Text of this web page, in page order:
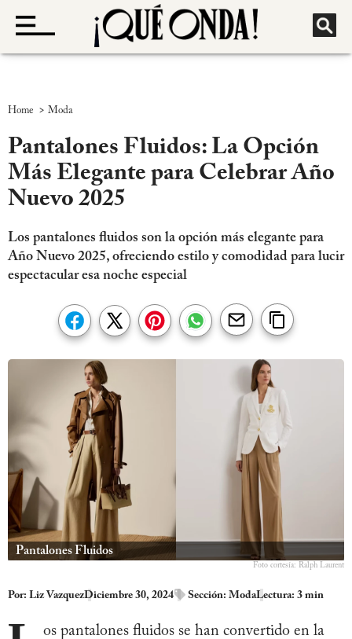
Home > Moda
Pantalones Fluidos: La Opción
Más Elegante para Celebrar Año
Nuevo 2025
Los pantalones fluidos son la opción más elegante para
Año Nuevo 2025, ofreciendo estilo y comodidad para lucir
espectacular esa noche especial
Pantalones Fluidos
Foto cortesía: Ralph Laurent
Por: Liz VazquezDiciembre 30, 2024 Sección: ModaLectura: 3 min
os pantalones fluidos se han convertido en la